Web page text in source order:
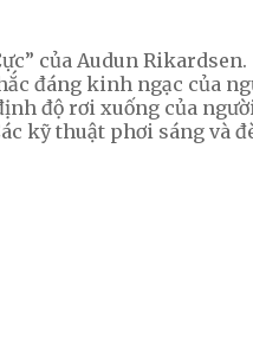
của Audun
đáng kinh ngạc của
độ rơi xuống của
kỹ thuật phơi sáng và